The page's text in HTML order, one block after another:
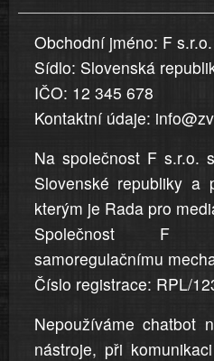
jsou
přesná
a
úplná
Obchodní jméno: F s.r.o.
Sídlo: Slovenská
IČO: 12 345 678
Kontaktní údaje:
Na společnost F s.r.o.
Slovenské republiky a
kterým je Rada pro
Společnost F
samoregulačnímu
Číslo registrace: RPL/
Nepoužíváme chatbot
nástroje, při